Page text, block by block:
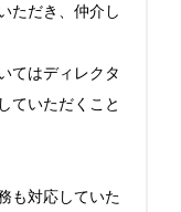
ただき、仲介し
てはディレクタ
ていただくこと
も対応していた